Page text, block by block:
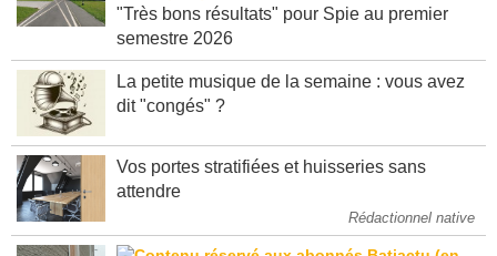
"Très bons résultats" pour Spie au premier
semestre 2026
La petite musique de la semaine : vous avez
dit "congés" ?
Vos portes stratifiées et huisseries sans
attendre
Rédactionnel native